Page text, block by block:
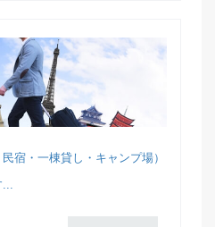
宿・一棟貸し・キャンプ場）